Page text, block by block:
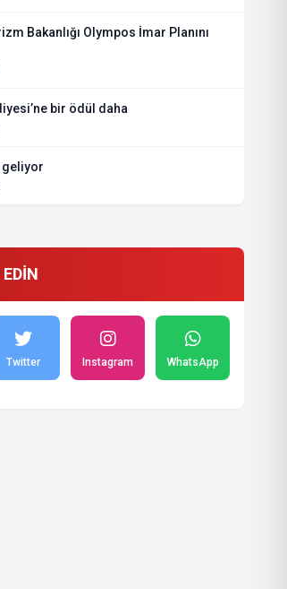
Bakanlığı Olympos İmar Planını
bir ödül daha
geliyor
Twitter Instagram WhatsApp